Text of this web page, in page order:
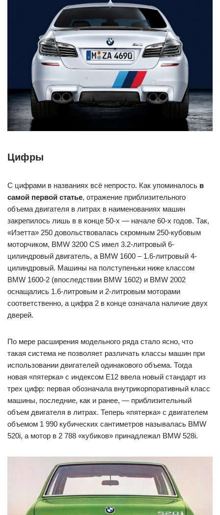
Цифры
С цифрами в названиях всё непросто. Как упоминалось в
самой первой статье, отражение приблизительного
объема двигателя в литрах в наименованиях машин
закрепилось лишь в в конце 50-х — начале 60-х годов. Так,
«Изетта» 250 довольствовалась скромным 250-кубовым
моторчиком, BMW 3200 CS имел 3.2-литровый 6-
цилиндровый двигатель, а BMW 1600 – 1.6-литровый 4-
цилиндровый. Машины на полступеньки ниже классом
BMW 1600-2 (впоследствии BMW 1602) и BMW 2002
оснащались 1.6-литровым и 2-литровым моторами
соответственно, а цифра 2 в конце означала наличие двух
дверей.
По мере расширения модельного ряда стало ясно, что
такая система не позволяет различать классы машин при
использовании двигателей одинакового объема. Тогда
новая «пятерка» с индексом E12 ввела новый стандарт из
трех цифр: первая обозначала внутрикорпоративный класс
машины, последние, как и ранее, — приблизительный
объем двигателя в литрах. Теперь «пятерка» с двигателем
объемом 1 990 кубических сантиметров называлась BMW
520i, а мотор в 2 788 «кубиков» принадлежал BMW 528i.